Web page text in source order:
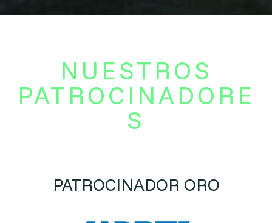
NUESTROS
PATROCINADORE
S
PATROCINADOR ORO